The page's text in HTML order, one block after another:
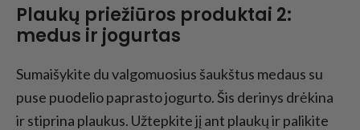
Plaukų priežiūros produktai 2:
medus ir jogurtas
Sumaišykite du valgomuosius šaukštus medaus su
puse puodelio paprasto jogurto. Šis derinys drėkina
ir stiprina plaukus. Užtepkite jį ant plaukų ir palikite